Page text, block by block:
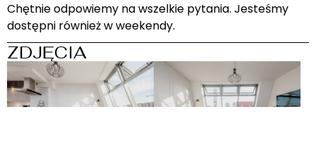
Chętnie odpowiemy na wszelkie pytania. Jesteśmy
dostępni również w weekendy.
ZDJĘCIA